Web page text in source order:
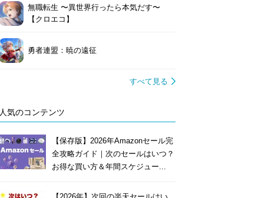
無職転生 〜異世界行ったら本気だす〜
【クロエコ】
勇者連盟：暁の遠征
すべて見る
人気のコンテンツ
【保存版】2026年Amazonセール完
全攻略ガイド｜次のセールはいつ？
お得な買い方＆年間スケジュー...